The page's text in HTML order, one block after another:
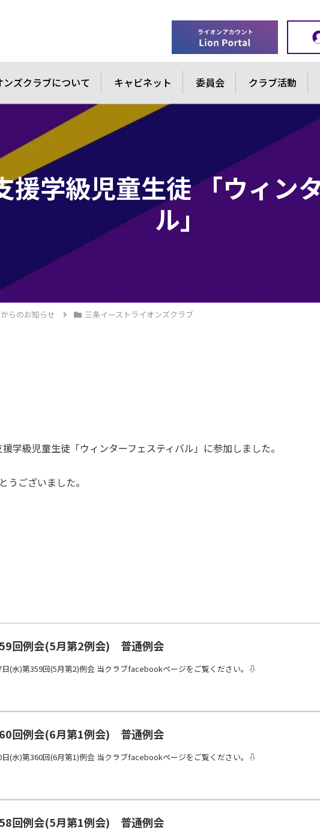
ンズクラブについて キャビネット 委員会 クラブ活動
援学級児童生徒 「ウィン
ル」
らのお知らせ 三条イーストライオンズクラブ
学級児童生徒「ウィンターフェスティバル」に参加しました。
うございました。
回例会(5月第2例会) 普通例会
日(水)第359回(5月第2)例会 当クラブfacebookページをご覧ください。⇩
回例会(6月第1例会) 普通例会
日(水)第360回(6月第1)例会 当クラブfacebookページをご覧ください。⇩
回例会(5月第1例会) 普通例会